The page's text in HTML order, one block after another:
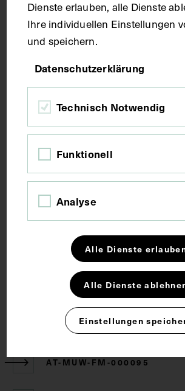
Kurzbeschreibung
Lendenwirbelsäule von der Seite. Die
Anatomie
CC BY-NC-SA 4.0
Zugehörige Objekte
AT-MUW-FM-000095
Dienste erlauben, alle Dienste
Ihre individuellen Einstellungen
und speichern.
Datenschutzerklärung
Technisch Notwendig
Funktionell
Analyse
Alle Dienste
Alle Dienste
Einstellungen